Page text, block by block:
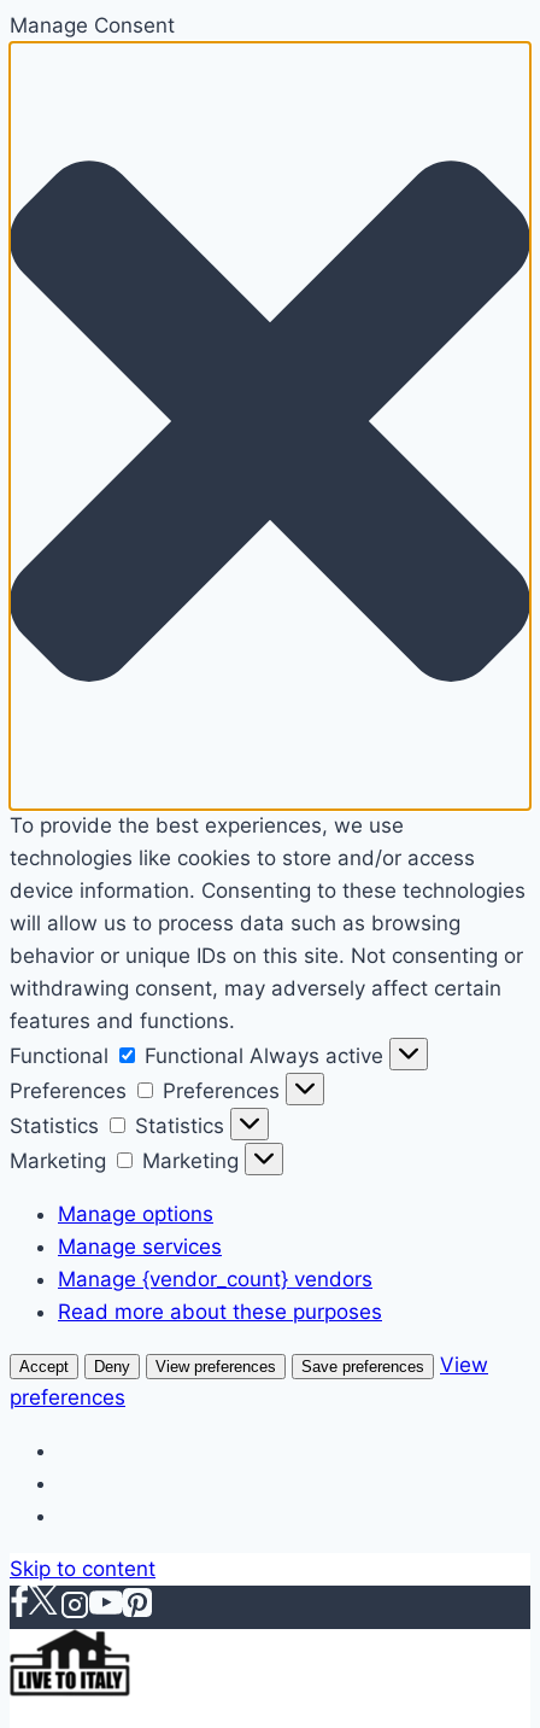
Manage Consent
To provide the best experiences, we use
technologies like cookies to store and/or access
device information. Consenting to these technologies
will allow us to process data such as browsing
behavior or unique IDs on this site. Not consenting or
withdrawing consent, may adversely affect certain
features and functions.
Functional
Functional Always active
Preferences
Preferences
Statistics
Statistics
Marketing
Marketing
Manage options
Manage services
Manage {vendor_count} vendors
Read more about these purposes
Accept Deny View preferences Save preferences
View
preferences
Skip to content